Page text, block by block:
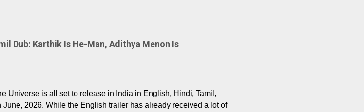
Dub: Karthik Is He-Man, Adithya Menon Is
Universe is all set to release in India in English, Hindi, Tamil,
June, 2026. While the English trailer has already received a lot of